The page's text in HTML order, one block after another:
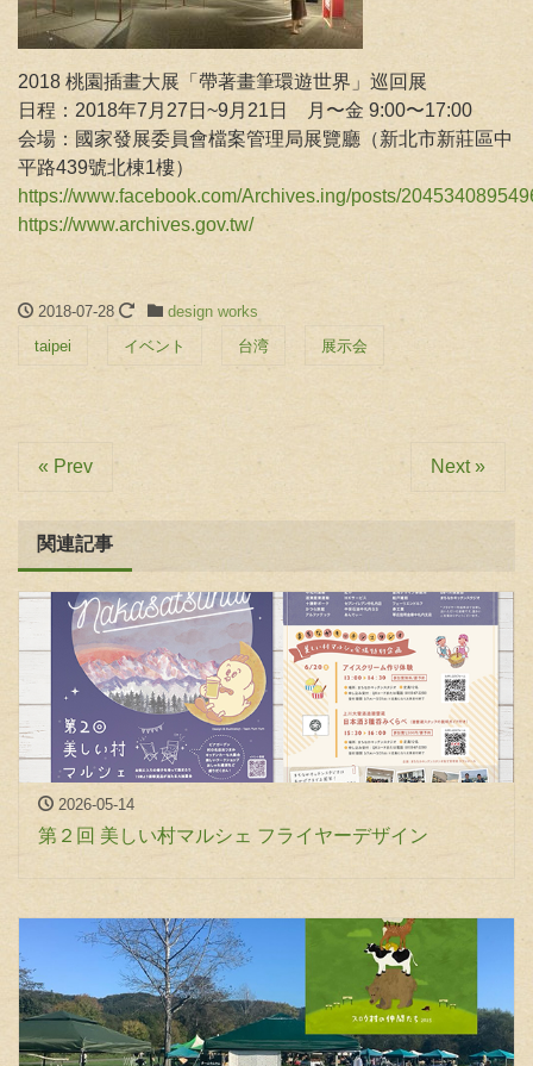
2018 桃園插畫大展「帶著畫筆環遊世界」巡回展
日程：2018年7月27日~9月21日 月〜金 9:00〜17:00
会場：國家發展委員會檔案管理局展覽廳（新北市新莊區中
平路439號北棟1樓）
https://www.facebook.com/Archives.ing/posts/
https://www.archives.gov.tw/
2018-07-28
design works
taipei
イベント 台湾 展示会
« Prev Next »
関連記事
2026-05-14
第２回 美しい村マルシェ フライヤーデザイン